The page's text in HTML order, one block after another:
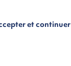
et continuer